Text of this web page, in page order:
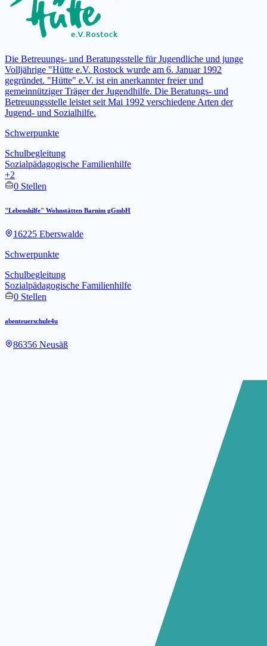
Die Betreuungs- und Beratungsstelle für Jugendliche und junge
Volljährige "Hütte e.V. Rostock wurde am 6. Januar 1992
gegründet. "Hütte" e.V. ist ein anerkannter freier und
gemeinnütziger Träger der Jugendhilfe. Die Beratungs- und
Betreuungsstelle leistet seit Mai 1992 verschiedene Arten der
Jugend- und Sozialhilfe.
Schwerpunkte
Schulbegleitung
Sozialpädagogische Familienhilfe
+2
0 Stellen
"Lebenshilfe" Wohnstätten Barnim gGmbH
16225 Eberswalde
Schwerpunkte
Schulbegleitung
Sozialpädagogische Familienhilfe
0 Stellen
abenteuerschule4u
86356 Neusäß